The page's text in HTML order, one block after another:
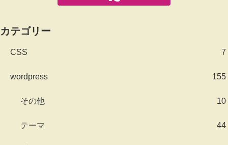
カテゴリー
CSS 7
wordpress 155
その他 10
テーマ 44